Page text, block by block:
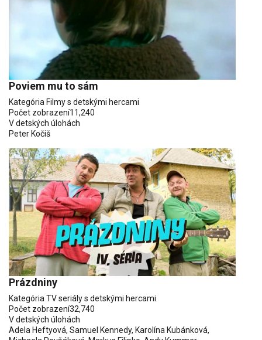
Poviem mu to sám
Kategória Filmy s detskými hercami
Počet zobrazení11,240
V detských úlohách
Peter Kočiš
Prázdniny
Kategória TV seriály s detskými hercami
Počet zobrazení32,740
V detských úlohách
Adela Heftyová, Samuel Kennedy, Karolína Kubánková,